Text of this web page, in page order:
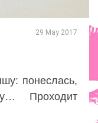
29 May 2017
понеслась,
Проходит